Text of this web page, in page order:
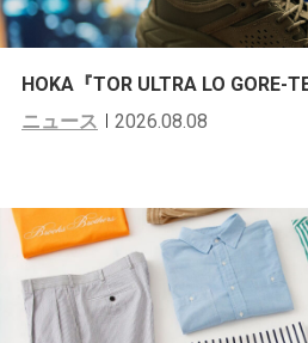
HOKA『TOR ULTRA LO GORE-
ニュース
2026.08.08